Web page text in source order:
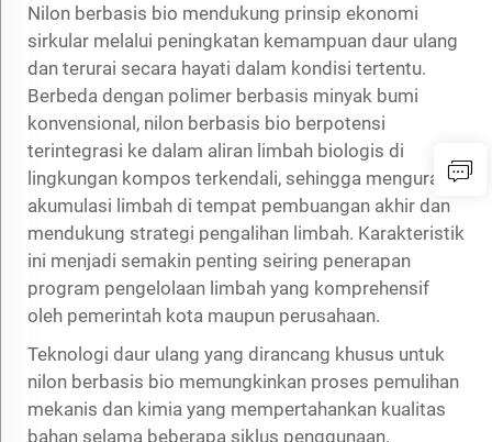
Nilon berbasis bio mendukung prinsip ekonomi
sirkular melalui peningkatan kemampuan daur ulang
dan terurai secara hayati dalam kondisi tertentu.
Berbeda dengan polimer berbasis minyak bumi
konvensional, nilon berbasis bio berpotensi
terintegrasi ke dalam aliran limbah biologis di
lingkungan kompos terkendali, sehingga mengurangi
akumulasi limbah di tempat pembuangan akhir dan
mendukung strategi pengalihan limbah. Karakteristik
ini menjadi semakin penting seiring penerapan
program pengelolaan limbah yang komprehensif
oleh pemerintah kota maupun perusahaan.
Teknologi daur ulang yang dirancang khusus untuk
nilon berbasis bio memungkinkan proses pemulihan
mekanis dan kimia yang mempertahankan kualitas
bahan selama beberapa siklus penggunaan.